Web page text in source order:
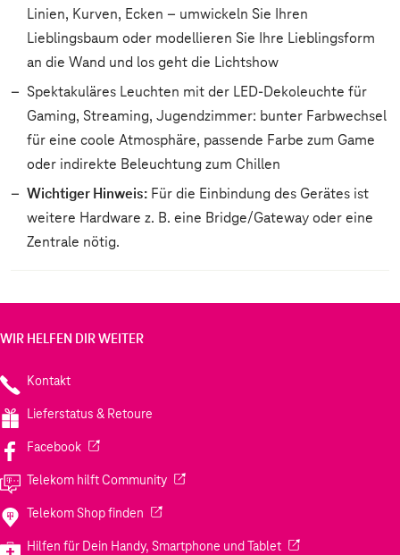
Linien, Kurven, Ecken – umwickeln Sie Ihren
Lieblingsbaum oder modellieren Sie Ihre Lieblingsform
an die Wand und los geht die Lichtshow
Spektakuläres Leuchten mit der LED-Dekoleuchte für
Gaming, Streaming, Jugendzimmer: bunter Farbwechsel
für eine coole Atmosphäre, passende Farbe zum Game
oder indirekte Beleuchtung zum Chillen
Wichtiger Hinweis: Für die Einbindung des Gerätes ist
weitere Hardware z. B. eine Bridge/Gateway oder eine
Zentrale nötig.
WIR HELFEN DIR WEITER
Kontakt
Lieferstatus & Retoure
Facebook(Wird in einem neuen Tab geöffnet)
Telekom hilft Community(Wird in einem neuen Tab geöffnet)
Telekom Shop finden (Wird in einem neuen Tab geöffnet)
Hilfen für Dein Handy, Smartphone und Tablet(Wird in einem